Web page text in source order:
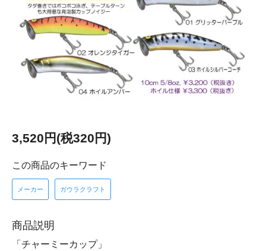
3,520円(税320円)
この商品のキーワード
メーカー ガウラクラフト
商品説明
「チャーミーカップ」